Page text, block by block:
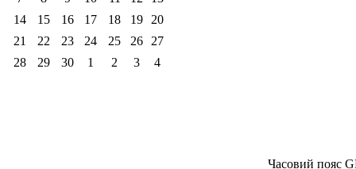
14
15 16 17 18 19
20
21
22 23 24 25 26
27
28
29 30 1 2 3 4
Часовий пояс